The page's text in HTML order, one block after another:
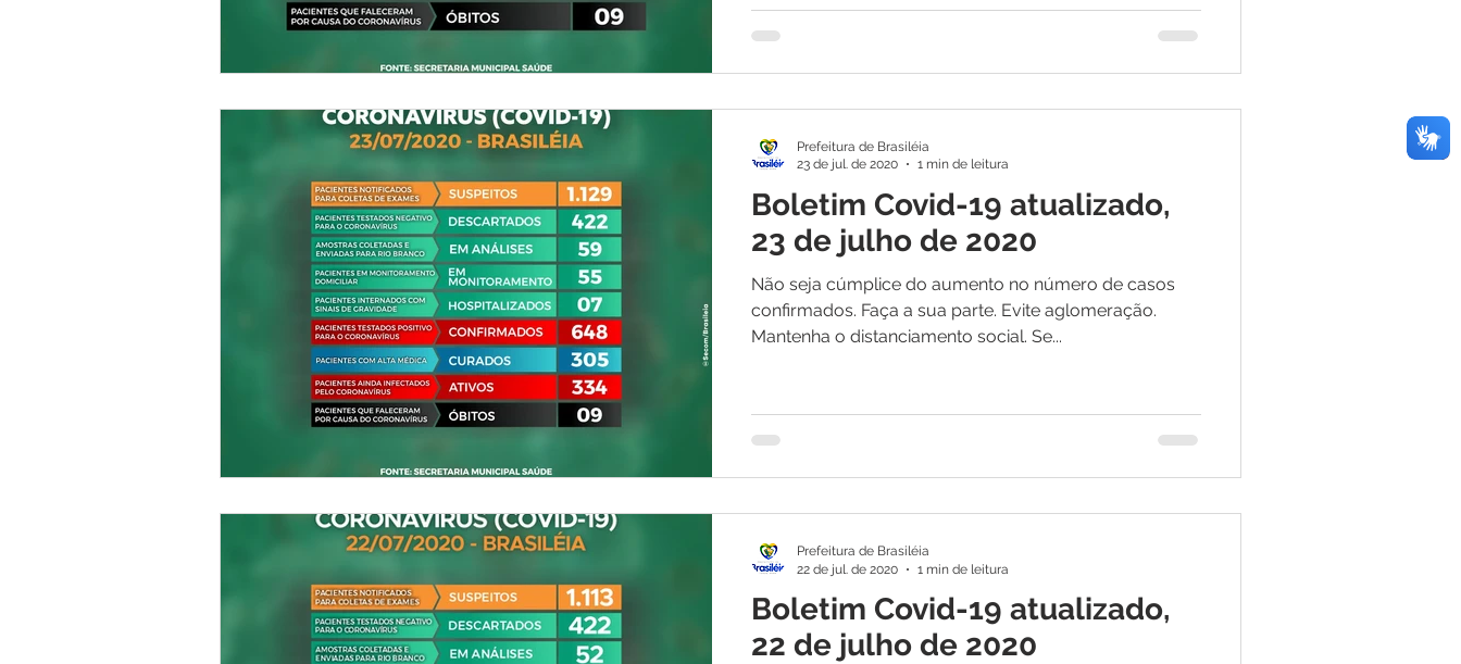
Boletim Covid-19 atualizado,
23 de julho de 2020
Não seja cúmplice do aumento no número de casos
confirmados. Faça a sua parte. Evite aglomeração.
Mantenha o distanciamento social. Se...
Prefeitura de Brasiléia
23 de jul. de 2020
1 min de leitura
Boletim Covid-19 atualizado,
22 de julho de 2020
Prefeitura de Brasiléia
22 de jul. de 2020
1 min de leitura